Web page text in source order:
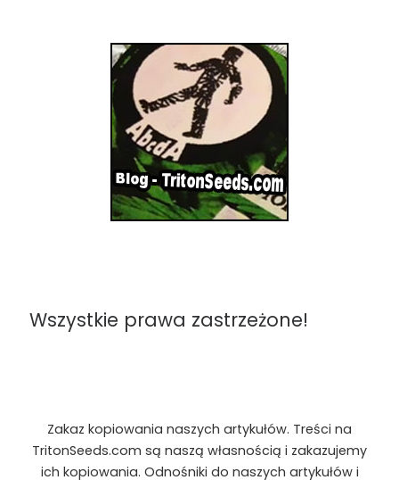
Wszystkie prawa zastrzeżone!
Zakaz kopiowania naszych artykułów. Treści na
TritonSeeds.com są naszą własnością i zakazujemy
ich kopiowania. Odnośniki do naszych artykułów i